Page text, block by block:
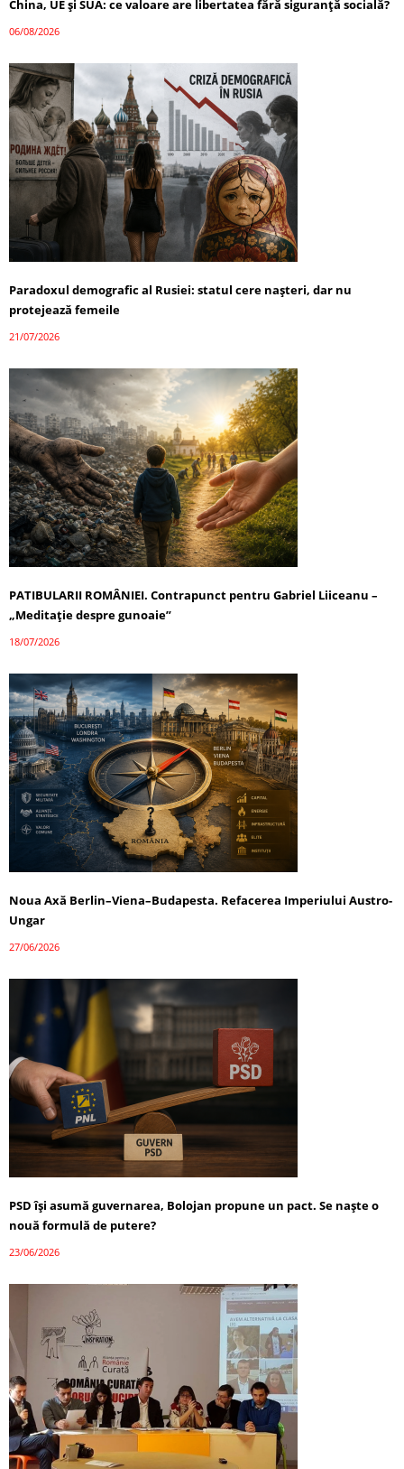
China, UE și SUA: ce valoare are libertatea fără siguranță socială?
06/08/2026
Paradoxul demografic al Rusiei: statul cere nașteri, dar nu
protejează femeile
21/07/2026
PATIBULARII ROMÂNIEI. Contrapunct pentru Gabriel Liiceanu –
„Meditație despre gunoaie”
18/07/2026
Noua Axă Berlin–Viena–Budapesta. Refacerea Imperiului Austro-
Ungar
27/06/2026
PSD își asumă guvernarea, Bolojan propune un pact. Se naște o
nouă formulă de putere?
23/06/2026